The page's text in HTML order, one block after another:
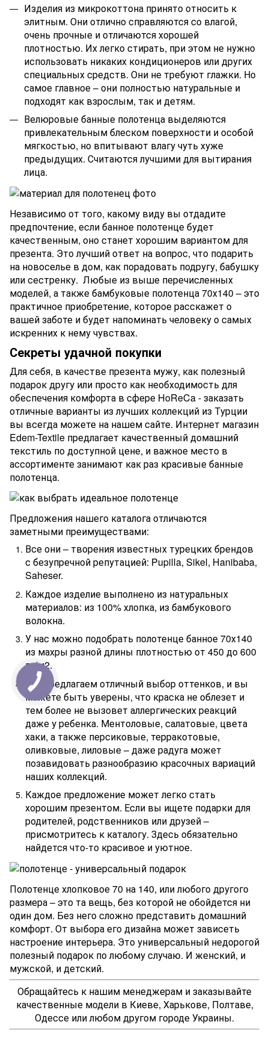
Изделия из микрокоттона принято относить к
элитным. Они отлично справляются со влагой,
очень прочные и отличаются хорошей
плотностью. Их легко стирать, при этом не нужно
использовать никаких кондиционеров или других
специальных средств. Они не требуют глажки. Но
самое главное – они полностью натуральные и
подходят как взрослым, так и детям.
Велюровые банные полотенца выделяются
привлекательным блеском поверхности и особой
мягкостью, но впитывают влагу чуть хуже
предыдущих. Считаются лучшими для вытирания
лица.
Независимо от того, какому виду вы отдадите
предпочтение, если банное полотенце будет
качественным, оно станет хорошим вариантом для
презента. Это лучший ответ на вопрос, что подарить
на новоселье в дом, как порадовать подругу, бабушку
или сестренку. Любые из выше перечисленных
моделей, а также бамбуковые полотенца 70х140 – это
практичное приобретение, которое расскажет о
вашей заботе и будет напоминать человеку о самых
искренних к нему чувствах.
Секреты удачной покупки
Для себя, в качестве презента мужу, как полезный
подарок другу или просто как необходимость для
обеспечения комфорта в сфере HoReCa - заказать
отличные варианты из лучших коллекций из Турции
вы всегда можете на нашем сайте. Интернет магазин
Edem-Textile предлагает качественный домашний
текстиль по доступной цене, и важное место в
ассортименте занимают как раз красивые банные
полотенца.
Предложения нашего каталога отличаются
заметными преимуществами:
Все они – творения известных турецких брендов
с безупречной репутацией: Pupilla, Sikel, Hanibaba,
Saheser.
Каждое изделие выполнено из натуральных
материалов: из 100% хлопка, из бамбукового
волокна.
У нас можно подобрать полотенце банное 70х140
из махры разной длины плотностью от 450 до 600
гр/м2.
Мы предлагаем отличный выбор оттенков, и вы
можете быть уверены, что краска не облезет и
тем более не вызовет аллергических реакций
даже у ребенка. Ментоловые, салатовые, цвета
хаки, а также персиковые, терракотовые,
оливковые, лиловые – даже радуга может
позавидовать разнообразию красочных вариаций
наших коллекций.
Каждое предложение может легко стать
хорошим презентом. Если вы ищете подарки для
родителей, родственников или друзей –
присмотритесь к каталогу. Здесь обязательно
найдется что-то красивое и уютное.
Полотенце хлопковое 70 на 140, или любого другого
размера – это та вещь, без которой не обойдется ни
один дом. Без него сложно представить домашний
комфорт. От выбора его дизайна может зависеть
настроение интерьера. Это универсальный недорогой
полезный подарок по любому случаю. И женский, и
мужской, и детский.
Обращайтесь к нашим менеджерам и заказывайте
качественные модели в Киеве, Харькове, Полтаве,
Одессе или любом другом городе Украины.